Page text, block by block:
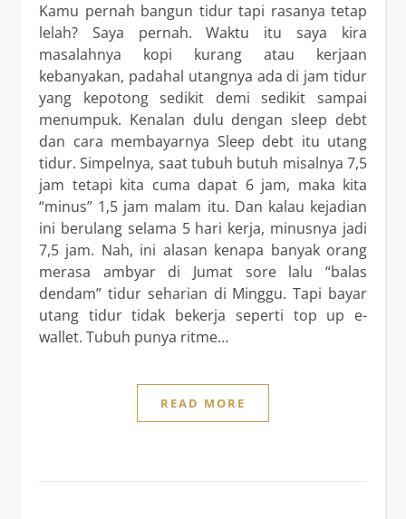
Kamu pernah bangun tidur tapi rasanya tetap
lelah? Saya pernah. Waktu itu saya kira
masalahnya kopi kurang atau kerjaan
kebanyakan, padahal utangnya ada di jam tidur
yang kepotong sedikit demi sedikit sampai
menumpuk. Kenalan dulu dengan sleep debt
dan cara membayarnya Sleep debt itu utang
tidur. Simpelnya, saat tubuh butuh misalnya 7,5
jam tetapi kita cuma dapat 6 jam, maka kita
“minus” 1,5 jam malam itu. Dan kalau kejadian
ini berulang selama 5 hari kerja, minusnya jadi
7,5 jam. Nah, ini alasan kenapa banyak orang
merasa ambyar di Jumat sore lalu “balas
dendam” tidur seharian di Minggu. Tapi bayar
utang tidur tidak bekerja seperti top up e-
wallet. Tubuh punya ritme…
READ MORE